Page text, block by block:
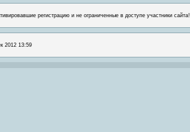
регистрацию и не ограниченные в доступе участники сайта!
2012 13:59